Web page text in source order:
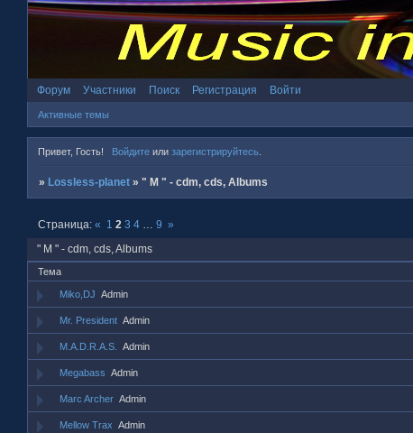
Форум Участники Поиск Регистрация Войти
Активные темы
Привет, Гость! Войдитеили зарегистрируйтесь.
» Lossless-planet »" M " - cdm, cds, Albums
" M " - cdm, cds, Albums
Страница:« 1 2 3 4 9 »
Тема
Miko,DJ Admin
Mr. President Admin
M.A.D.R.A.S. Admin
Megabass Admin
Marc Archer Admin
Mellow Trax Admin